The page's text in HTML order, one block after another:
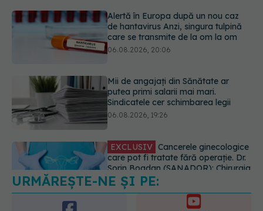
Mii de angajați din Sănătate ar
putea primi salarii mai mari.
Sindicatele cer schimbarea legii
06.08.2026, 19:26
EXCLUSIV Cancerele ginecologice
care pot fi tratate fără operație. Dr.
Sorin Bogdan (SANADOR): Chirurgia
este indicată doar punctual, pentru
EXCLUSIV Brahiterapie vs
radioterapie externă în cancerul
ginecologic. Dr. Sorin Bogdan
(SANADOR) explică diferența și
cum acționează tratamentul
URMĂREȘTE-NE ȘI PE:
6560
ABONAȚI